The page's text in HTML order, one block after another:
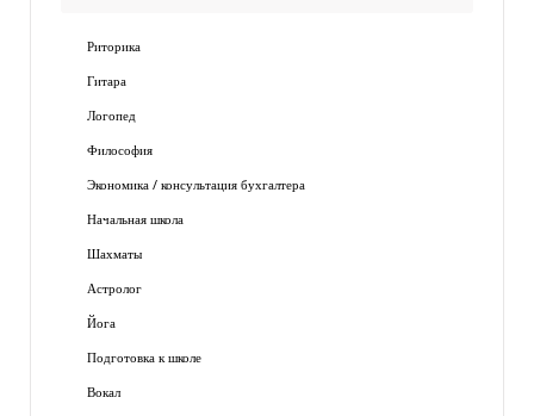
Риторика
Гитара
Логопед
Философия
Экономика / консультация бухгалтера
Начальная школа
Шахматы
Астролог
Йога
Подготовка к школе
Вокал